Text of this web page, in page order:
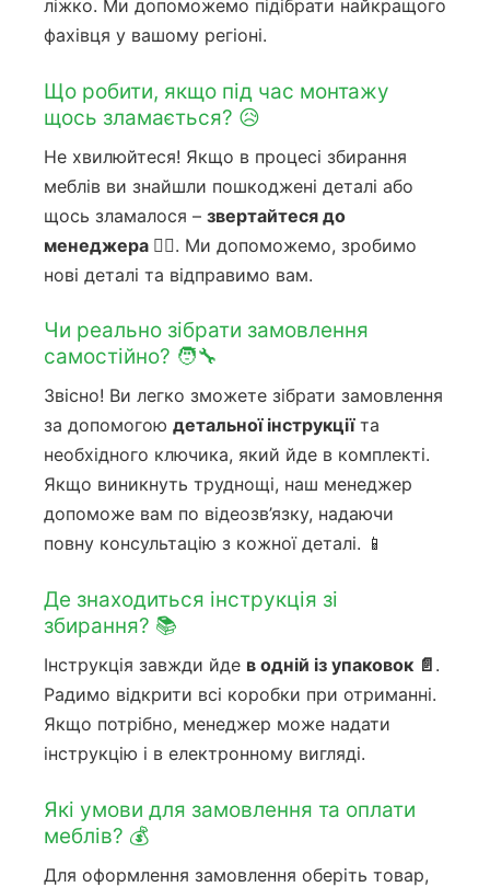
ліжко. Ми допоможемо підібрати найкращого
фахівця у вашому регіоні.
Що робити, якщо під час монтажу
щось зламається? 😥
Не хвилюйтеся! Якщо в процесі збирання
меблів ви знайшли пошкоджені деталі або
щось зламалося – звертайтеся до
менеджера 🙋‍♀️. Ми допоможемо, зробимо
нові деталі та відправимо вам.
Чи реально зібрати замовлення
самостійно? 🧑‍🔧
Звісно! Ви легко зможете зібрати замовлення
за допомогою детальної інструкціїта
необхідного ключика, який йде в комплекті.
Якщо виникнуть труднощі, наш менеджер
допоможе вам по відеозв’язку, надаючи
повну консультацію з кожної деталі. 📱
Де знаходиться інструкція зі
збирання? 📚
Інструкція завжди йде в одній із упаковок 📄 .
Радимо відкрити всі коробки при отриманні.
Якщо потрібно, менеджер може надати
інструкцію і в електронному вигляді.
Які умови для замовлення та оплати
меблів? 💰
Для оформлення замовлення оберіть товар,